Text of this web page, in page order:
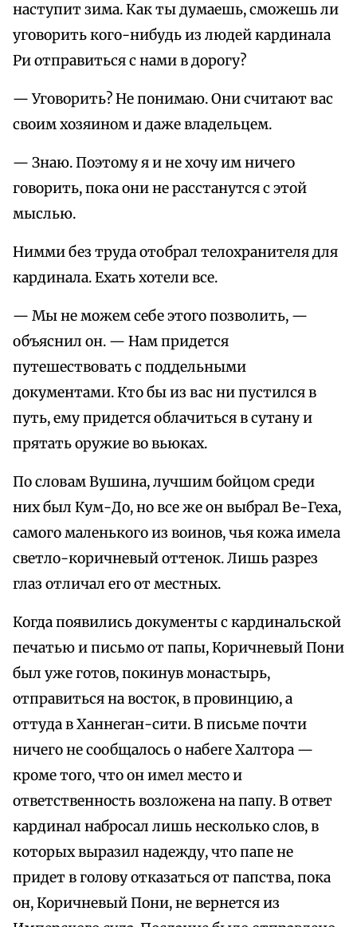
наступит зима. Как ты думаешь, сможешь ли
уговорить кого-нибудь из людей кардинала
Ри отправиться с нами в дорогу?
— Уговорить? Не понимаю. Они считают вас
своим хозяином и даже владельцем.
— Знаю. Поэтому я и не хочу им ничего
говорить, пока они не расстанутся с этой
мыслью.
Нимми без труда отобрал телохранителя для
кардинала. Ехать хотели все.
— Мы не можем себе этого позволить, —
объяснил он. — Нам придется
путешествовать с поддельными
документами. Кто бы из вас ни пустился в
путь, ему придется облачиться в сутану и
прятать оружие во вьюках.
По словам Вушина, лучшим бойцом среди
них был Кум-До, но все же он выбрал Ве-Геха,
самого маленького из воинов, чья кожа имела
светло-коричневый оттенок. Лишь разрез
глаз отличал его от местных.
Когда появились документы с кардинальской
печатью и письмо от папы, Коричневый Пони
был уже готов, покинув монастырь,
отправиться на восток, в провинцию, а
оттуда в Ханнеган-сити. В письме почти
ничего не сообщалось о набеге Халтора —
кроме того, что он имел место и
ответственность возложена на папу. В ответ
кардинал набросал лишь несколько слов, в
которых выразил надежду, что папе не
придет в голову отказаться от папства, пока
он, Коричневый Пони, не вернется из